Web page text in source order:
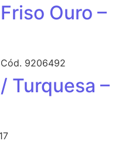
Ouro –
Turquesa –